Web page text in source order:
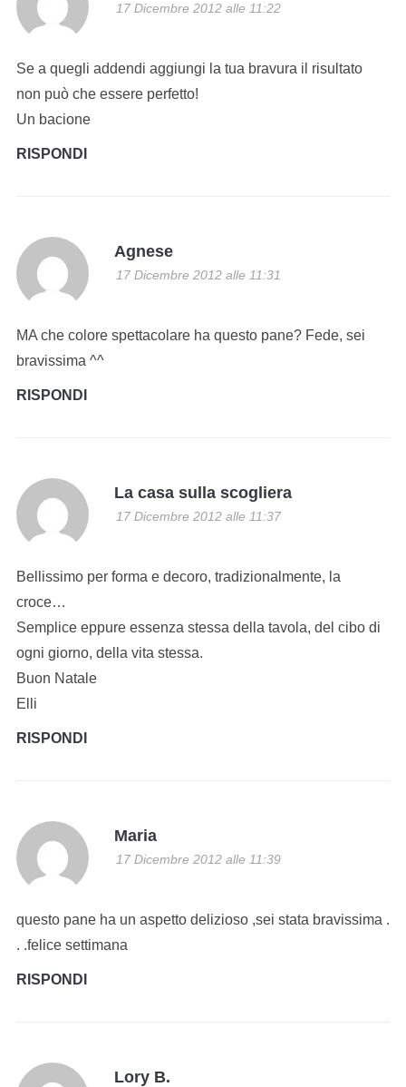
17 Dicembre 2012 alle 11:22
Se a quegli addendi aggiungi la tua bravura il risultato
non può che essere perfetto!
Un bacione
RISPONDI
Agnese
17 Dicembre 2012 alle 11:31
MA che colore spettacolare ha questo pane? Fede, sei
bravissima ^^
RISPONDI
La casa sulla scogliera
17 Dicembre 2012 alle 11:37
Bellissimo per forma e decoro, tradizionalmente, la
croce…
Semplice eppure essenza stessa della tavola, del cibo di
ogni giorno, della vita stessa.
Buon Natale
Elli
RISPONDI
Maria
17 Dicembre 2012 alle 11:39
questo pane ha un aspetto delizioso ,sei stata bravissima .
. .felice settimana
RISPONDI
Lory B.